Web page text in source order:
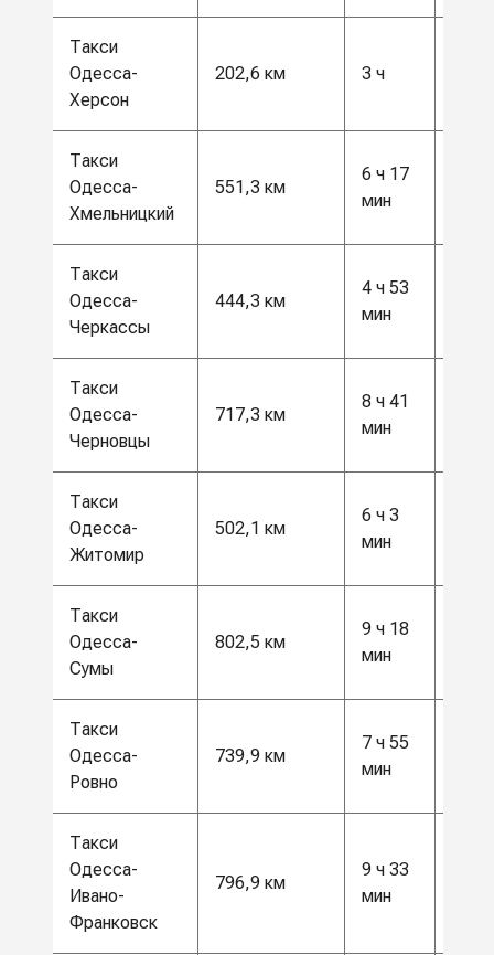
Такси
Одесса-
Херсон
202,6 км 3 ч
Такси
Одесса-
Хмельницкий
551,3 км
6 ч 17
мин
Такси
Одесса-
Черкассы
444,3 км
4 ч 53
мин
Такси
Одесса-
Черновцы
717,3 км
8 ч 41
мин
Такси
Одесса-
Житомир
502,1 км
6 ч 3
мин
Такси
Одесса-
Сумы
802,5 км
9 ч 18
мин
Такси
Одесса-
Ровно
739,9 км
7 ч 55
мин
Такси
Одесса-
Ивано-
Франковск
796,9 км
9 ч 33
мин